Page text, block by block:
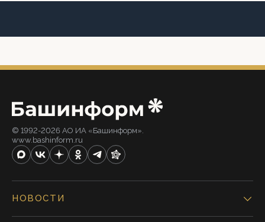
© 1992-2026 АО ИА «Башинформ».
www.bashinform.ru
НОВОСТИ